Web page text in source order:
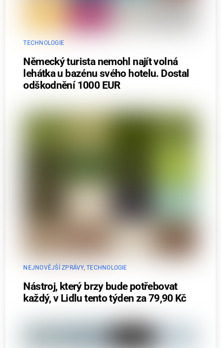
TECHNOLOGIE
Německý turista nemohl najít volná
lehátka u bazénu svého hotelu. Dostal
odškodnění 1000 EUR
NEJNOVĚJŠÍ ZPRÁVY,TECHNOLOGIE
Nástroj, který brzy bude potřebovat
každý, v Lidlu tento týden za 79,90 Kč